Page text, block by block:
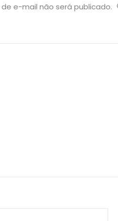
e-mail não será publicado.